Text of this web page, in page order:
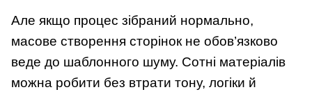
Але якщо процес зібраний нормально,
масове створення сторінок не обов’язково
веде до шаблонного шуму. Сотні матеріалів
можна робити без втрати тону, логіки й